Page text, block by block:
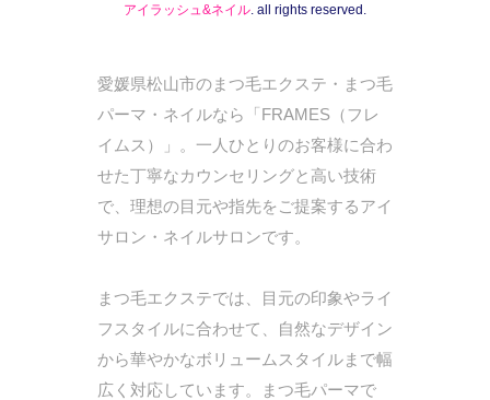
アイラッシュ&ネイル. all rights reserved.
愛媛県松山市のまつ毛エクステ・まつ毛
パーマ・ネイルなら「FRAMES（フレ
イムス）」。一人ひとりのお客様に合わ
せた丁寧なカウンセリングと高い技術
で、理想の目元や指先をご提案するアイ
サロン・ネイルサロンです。
まつ毛エクステでは、目元の印象やライ
フスタイルに合わせて、自然なデザイン
から華やかなボリュームスタイルまで幅
広く対応しています。まつ毛パーマで